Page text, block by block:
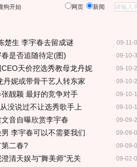
狗开始 网页 新闻
09-11-
楚生 李宇春去留成谜
09-10-
是否追随待定(图)
09-10-
天价挖选秀教母龙丹妮
09-10-
丹妮或带骨干艺人转东家
09-10-
靓颖 最好的竞争对手
09-10-
没说过不让选秀歌手上
09-09-
音自曝欣赏李宇春
09-09-
李宇春可以不需要我们
09-09-
二春?
09-02-
清天娱与"舞美师"无关